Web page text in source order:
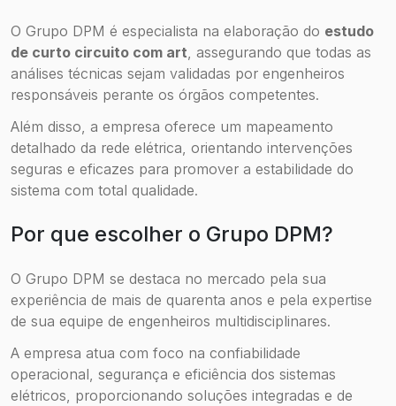
O Grupo DPM é especialista na elaboração do estudo
de curto circuito com art , assegurando que todas as
análises técnicas sejam validadas por engenheiros
responsáveis perante os órgãos competentes.
Além disso, a empresa oferece um mapeamento
detalhado da rede elétrica, orientando intervenções
seguras e eficazes para promover a estabilidade do
sistema com total qualidade.
Por que escolher o Grupo DPM?
O Grupo DPM se destaca no mercado pela sua
experiência de mais de quarenta anos e pela expertise
de sua equipe de engenheiros multidisciplinares.
A empresa atua com foco na confiabilidade
operacional, segurança e eficiência dos sistemas
elétricos, proporcionando soluções integradas e de